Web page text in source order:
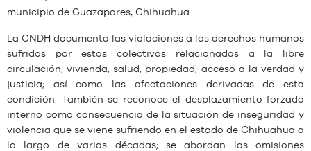
municipio de Guazapares, Chihuahua.
La CNDH documenta las violaciones a los derechos humanos
sufridos por estos colectivos relacionadas a la libre
circulación, vivienda, salud, propiedad, acceso a la verdad y
justicia; así como las afectaciones derivadas de esta
condición. También se reconoce el desplazamiento forzado
interno como consecuencia de la situación de inseguridad y
violencia que se viene sufriendo en el estado de Chihuahua a
lo largo de varias décadas; se abordan las omisiones